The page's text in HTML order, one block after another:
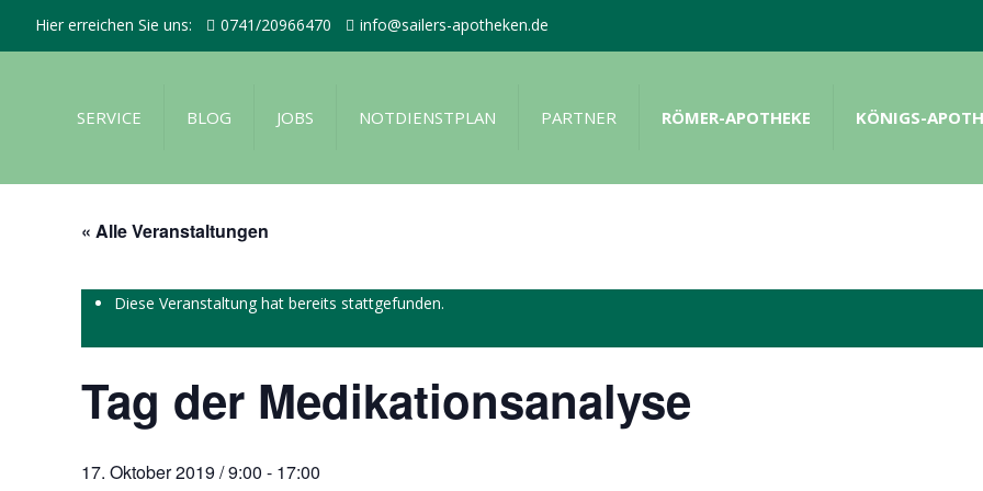
Hier erreichen Sie uns: 0741/20966470 info@sailers-apotheken.de
SERVICE BLOG JOBS NOTDIENSTPLAN PARTNER RÖMER-APOTHEKE KÖNIGS-
« Alle Veranstaltungen
Diese Veranstaltung hat bereits stattgefunden.
Tag der Medikationsanalyse
17. Oktober 2019 / 9:00 - 17:00